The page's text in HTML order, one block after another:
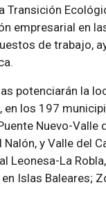
Transición
empresarial en
de trabajo,
potenciarán la
los 197
Nuevo-
y Valle del
Leonesa-La
Islas Baleares;